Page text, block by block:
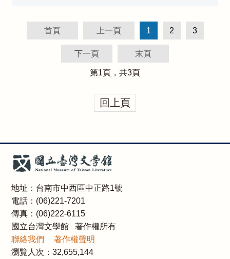
首頁 上一頁 1 2 3
下一頁 末頁
第1頁，共3頁
回上頁
地址：台南市中西區中正路1號
電話：(06)221-7201
傳真：(06)222-6115
國立台灣文學館 著作權所有
聯絡我們
著作權聲明
瀏覽人次：32,655,144